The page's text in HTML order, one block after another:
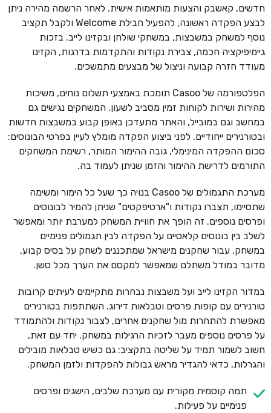
חדשים, קאשבק והצעות מותאמות אישית. לאחר הרשמה מהירה ניתן
לבצע הפקדה ראשונה, להפעיל חבילת Welcome ולקבל תקציב
נוסף למשחק במשבצות, במשחקי שולחן ובקזינו לייב. בזכות
גיימיפיקציה חכמה, צבירת נקודות והתקדמות בדרגות, הקזינו
מעודד חזרה קבועה וניצול של מבצעים מתמשכים.
הפלטפורמה של Casoo תומכת באמצעי תשלום נוחים, משיכות
מהירות ושירות לקוחות זמין מסביב לשעון. המשחקים נגישים גם
במחשב וגם במובייל, והאתר מתעדכן באופן קבוע במשבצות חדשות
ובטורנירים ייחודיים. לפני ביצוע הפקדה מומלץ לעיין בפרטי הבונוסים:
סכום ההפקדה המינימלי, גובה ההימור המותר, רשימת המשחקים
התורמים לדרישת ההימור והזמן שניתן לעמוד בה.
מערכת התגמולים של Casoo בנויה כך שעל כל הימור ומשימה
שתסיימו, תצברו נקודות ו"ארטיפקטים" שניתן להמיר לבונוסים
ופרסים נוספים. זה הופך את חוויית המשחק למערבת יותר ומאפשר
לשלב בין בונוסים קלאסיים על הפקדה לבין תגמולים פנימיים
במשחק. עבור שחקנים מישראל שמתכננים לשחק על בסיס קבוע,
מדובר במודל משתלם שמאפשר למקסם את הערך מכל סשן.
במדור הקזינו לייב ועל משבצות נבחרות מתקיימים לעיתים קרובות
טורנירים עם קופות פרסים וטבלאות דירוג. השתתפות בטורנירים
מאפשרת להתחרות מול שחקנים אחרים, לצבור נקודות ולהתמודד
על פרסים נוספים מעבר לזכיות הרגילות במשחק. יחד עם זאת,
חשוב לשמור תמיד על שליטה בתקציב: גם כשיש טבלאות מובילים
והגרלות, כדאי להגדיר מראש גבולות להפקדות ולזמן המשחק.
תמה קוסמית מקורית עם מערכת שלבים, הישגים ופרסים
פנימיים על פעילות.